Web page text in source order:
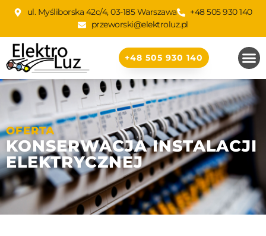
ul. Myśliborska 42c/4, 03-185 Warszawa
+48 505 930 140
przeworski@elektroluz.pl
+48 505 930 140
OFERTA
KONSERWACJA INSTALACJI
ELEKTRYCZNEJ